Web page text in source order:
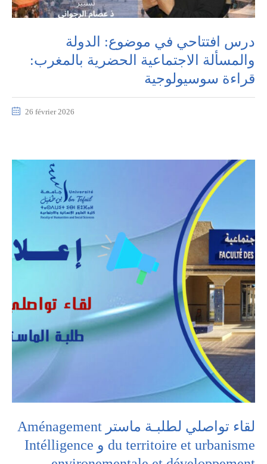
درس افتتاحي في موضوع: الدولة
والمسألة الاجتماعية الحضرية بالمغرب:
قراءة سوسيولوجية
26 février 2026
لقاء تواصلي لطلبـة ماستر Aménagement
du territoire et urbanisme و Intélligence